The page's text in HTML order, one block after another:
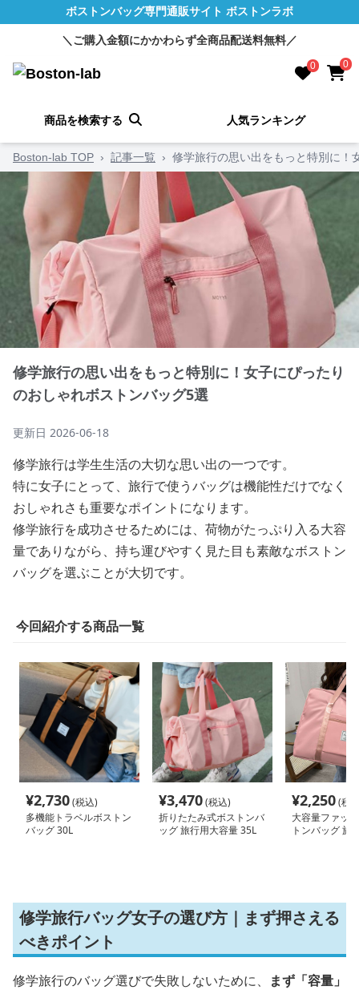
ボストンバッグ専門通販サイト ボストンラボ
＼ご購入金額にかかわらず全商品配送料無料／
0 0
商品を検索する 人気ランキング
Boston-lab TOP › 記事一覧 › 修学旅行の思い出をもっと特別に！
修学旅行の思い出をもっと特別に！女子にぴったり
のおしゃれボストンバッグ5選
更新日 2026-06-18
修学旅行は学生生活の大切な思い出の一つです。
特に女子にとって、旅行で使うバッグは機能性だけでなく
おしゃれさも重要なポイントになります。
修学旅行を成功させるためには、荷物がたっぷり入る大容
量でありながら、持ち運びやすく見た目も素敵なボストン
バッグを選ぶことが大切です。
今回紹介する商品一覧
¥2,730(税込)
多機能トラベルボストン
バッグ 30L
¥3,470(税込)
折りたたみ式ボストンバ
ッグ 旅行用大容量 35L
¥2,250(税
大容量ファッ
トンバッグ 旅
修学旅行バッグ女子の選び方｜まず押さえる
べきポイント
修学旅行のバッグ選びで失敗しないために、
まず「容量」